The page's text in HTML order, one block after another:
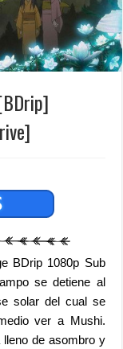
BDrip 1080p Sub
se detiene al
solar del cual se
ver a Mushi.
de asombro y